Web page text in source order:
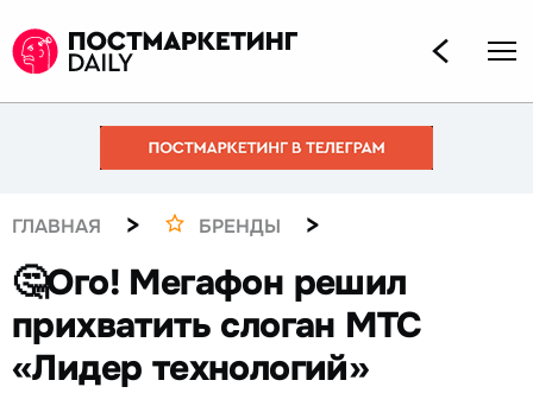
ГЛАВНАЯ > БРЕНДЫ >
🤔Ого! Мегафон решил
прихватить слоган МТС
«Лидер технологий»